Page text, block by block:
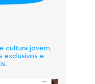
cultura jovem.
exclusivos e